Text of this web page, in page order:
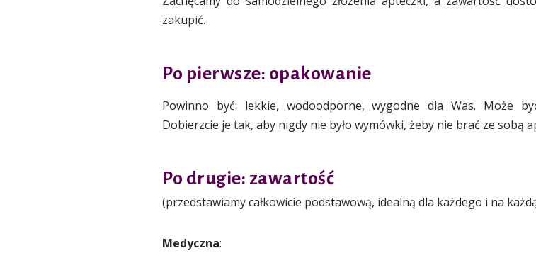
zakupić.
Po pierwsze: opakowanie
Powinno być: lekkie, wodoodporne, wygodne dla Was. Może
Dobierzcie je tak, aby nigdy nie było wymówki, żeby nie brać ze sobą
Po drugie: zawartość
(przedstawiamy całkowicie podstawową, idealną dla każdego i na
Medyczna: